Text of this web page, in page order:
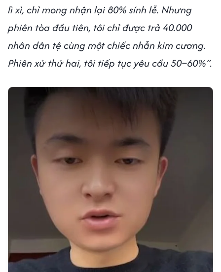
lì xì, chỉ mong nhận lại 80% sính lễ. Nhưng
phiên tòa đầu tiên, tôi chỉ được trả 40.000
nhân dân tệ cùng một chiếc nhẫn kim cương.
Phiên xử thứ hai, tôi tiếp tục yêu cầu 50–60%”.